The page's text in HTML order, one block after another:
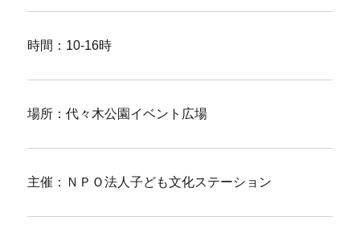
時間：10-16時
場所：代々木公園イベント広場
主催：ＮＰＯ法人子ども文化ステーション